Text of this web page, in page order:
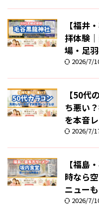
【福井
拝体験
場・足
2026/7/
【50代
ち悪い
を本音
2026/7/
【福島
時なら
ニュー
2026/7/